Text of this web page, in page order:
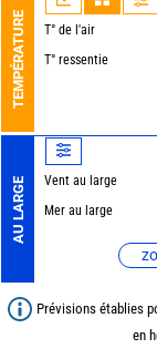
TEMPÉRATURE T° de l'air
T° ressentie
AU LARGE Vent au large
Mer au large
Prévisions établies
en